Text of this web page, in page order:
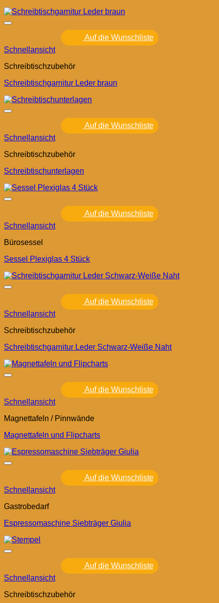
Auf die Wunschliste
Schnellansicht
Schreibtischzubehör
Schreibtischgarnitur Leder braun
Auf die Wunschliste
Schnellansicht
Schreibtischzubehör
Schreibtischunterlagen
Auf die Wunschliste
Schnellansicht
Bürosessel
Sessel Plexiglas 4 Stück
Auf die Wunschliste
Schnellansicht
Schreibtischzubehör
Schreibtischgarnitur Leder Schwarz-Weiße Naht
Auf die Wunschliste
Schnellansicht
Magnettafeln / Pinnwände
Magnettafeln und Flipcharts
Auf die Wunschliste
Schnellansicht
Gastrobedarf
Espressomaschine Siebträger Giulia
Auf die Wunschliste
Schnellansicht
Schreibtischzubehör